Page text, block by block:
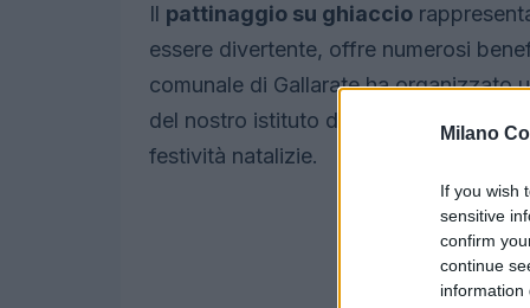
Milano
If you wish
sensitive
confirm
continue
information
Il pattinaggio su ghiaccio
essere divertente, offre numerosi
comunale di Gallarate ha organizzato
del nostro istituto di praticare questo
festività natalizie.